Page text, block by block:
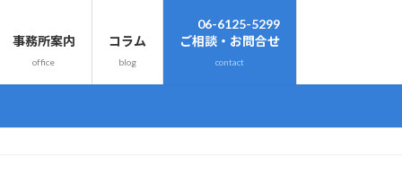
事務所案内
office
コラム
blog
06-6125-5299
ご相談・お問合せ
contact